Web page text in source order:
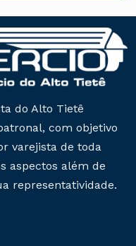
do Alto Tietê
com objetivo
varejista de toda
aspectos além de
representatividade.